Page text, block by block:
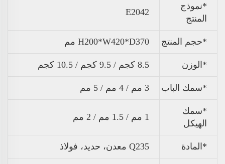
*نموذج
المنتج
E2042
*حجم المنتج H200*W420*D370 مم
*الوزن 8.5 كجم / 9.5 كجم / 10.5 كجم
*سمك الباب 3 مم / 4 مم / 5 مم
*سمك
الهيكل
1 مم / 1.5 مم / 2 مم
*المادة Q235 معدن، حديد، فولاذ